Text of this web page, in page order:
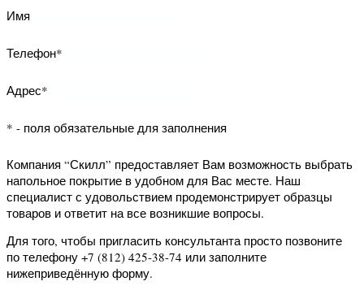
(812) 425-38-74 или заполните
нижеприведённую форму.
Имя
Адрес*
* - поля обязательные для заполнения